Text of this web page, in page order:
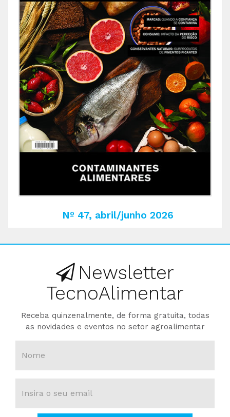
Nº 47, abril/junho 2026
Newsletter
TecnoAlimentar
Receba quinzenalmente, de forma gratuita, todas
as novidades e eventos no setor agroalimentar